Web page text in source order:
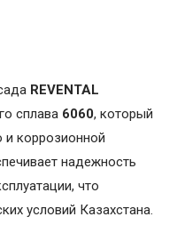
REVENTAL
сплава 6060, который
и коррозионной
надежность
что
условий Казахстана.